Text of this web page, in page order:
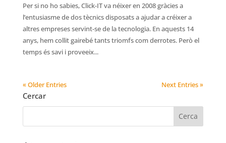
Per si no ho sabies, Click-IT va néixer en 2008 gràcies a
l’entusiasme de dos tècnics disposats a ajudar a créixer a
altres empreses servint-se de la tecnologia. En aquests 14
anys, hem collit gairebé tants triomfs com derrotes. Però el
temps és savi i proveeix...
« Older Entries Next Entries »
Cercar